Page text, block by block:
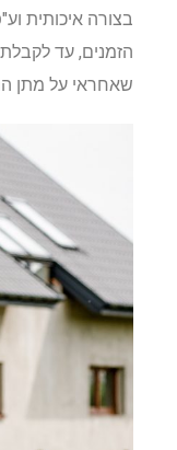
בצורה איכותית
הזמנים, עד
שאחראי על מתן